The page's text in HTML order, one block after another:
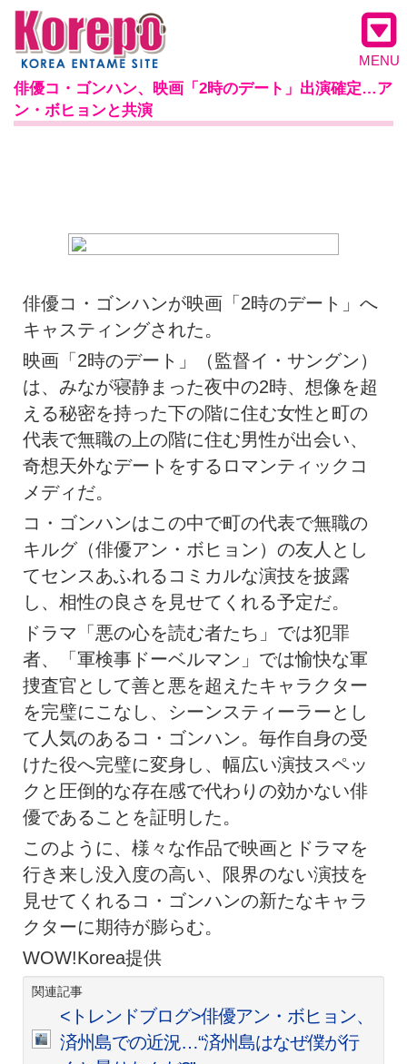
MENU
俳優コ・ゴンハン、映画「2時のデート」出演確定…ア
ン・ボヒョンと共演
俳優コ・ゴンハンが映画「2時のデート」へ
キャスティングされた。
映画「2時のデート」（監督イ・サングン）
は、みなが寝静まった夜中の2時、想像を超
える秘密を持った下の階に住む女性と町の
代表で無職の上の階に住む男性が出会い、
奇想天外なデートをするロマンティックコ
メディだ。
コ・ゴンハンはこの中で町の代表で無職の
キルグ（俳優アン・ボヒョン）の友人とし
てセンスあふれるコミカルな演技を披露
し、相性の良さを見せてくれる予定だ。
ドラマ「悪の心を読む者たち」では犯罪
者、「軍検事ドーベルマン」では愉快な軍
捜査官として善と悪を超えたキャラクター
を完璧にこなし、シーンスティーラーとし
て人気のあるコ・ゴンハン。毎作自身の受
けた役へ完璧に変身し、幅広い演技スペッ
クと圧倒的な存在感で代わりの効かない俳
優であることを証明した。
このように、様々な作品で映画とドラマを
行き来し没入度の高い、限界のない演技を
見せてくれるコ・ゴンハンの新たなキャラ
クターに期待が膨らむ。
WOW!Korea提供
関連記事
<トレンドブログ>俳優アン・ボヒョン、
済州島での近況…“済州島はなぜ僕が行